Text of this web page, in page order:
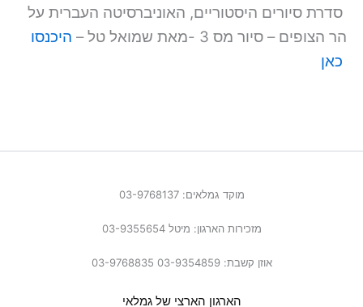
סדרת סיורים היסטוריים, האוניברסיטה העברית על
הר הצופים – סיור מס 3 -מאת שמואל טל –
היכנסו
כאן
מוקד גמלאים: 03-9768137
מזכירות הארגון: מיטל 03-9355654
אוזן קשבת: 03-9354859 03-9768835
הארגון הארצי של גמלאי